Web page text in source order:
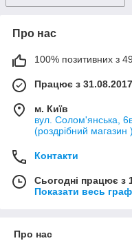
Про нас
100% позитивних з
Працює з 31.08.2017
м. Київ
вул. Солом'янська,
(роздрібний магазин
Контакти
Сьогодні працює з
Показати весь
Про нас